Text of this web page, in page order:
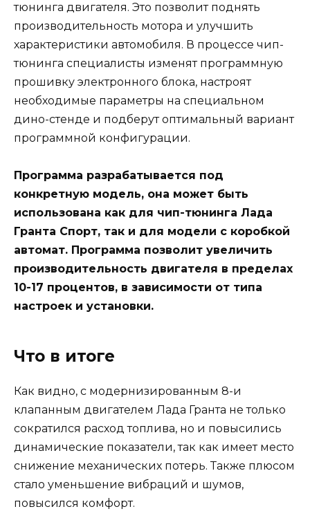
тюнинга двигателя. Это позволит поднять
производительность мотора и улучшить
характеристики автомобиля. В процессе чип-
тюнинга специалисты изменят программную
прошивку электронного блока, настроят
необходимые параметры на специальном
дино-стенде и подберут оптимальный вариант
программной конфигурации.
Программа разрабатывается под
конкретную модель, она может быть
использована как для чип-тюнинга Лада
Гранта Спорт, так и для модели с коробкой
автомат. Программа позволит увеличить
производительность двигателя в пределах
10-17 процентов, в зависимости от типа
настроек и установки.
Что в итоге
Как видно, с модернизированным 8-и
клапанным двигателем Лада Гранта не только
сократился расход топлива, но и повысились
динамические показатели, так как имеет место
снижение механических потерь. Также плюсом
стало уменьшение вибраций и шумов,
повысился комфорт.